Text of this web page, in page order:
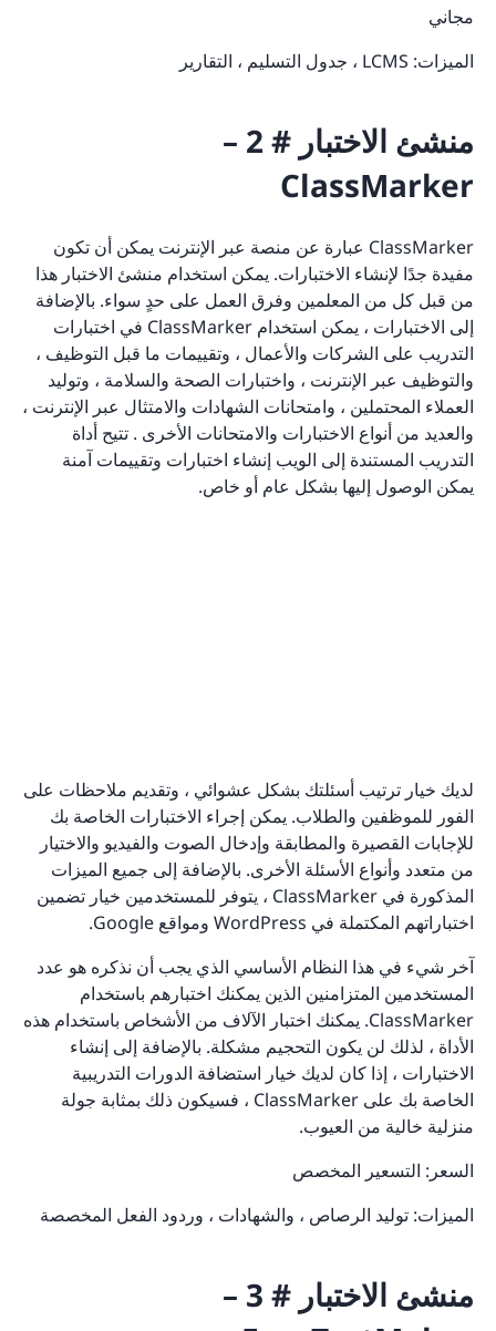
مجاني
الميزات: LCMS ، جدول التسليم ، التقارير
منشئ الاختبار # 2 –
ClassMarker
ClassMarker عبارة عن منصة عبر الإنترنت يمكن أن تكون
مفيدة جدًا لإنشاء الاختبارات. يمكن استخدام منشئ الاختبار هذا
من قبل كل من المعلمين وفرق العمل على حدٍ سواء. بالإضافة
إلى الاختبارات ، يمكن استخدام ClassMarker في اختبارات
التدريب على الشركات والأعمال ، وتقييمات ما قبل التوظيف ،
والتوظيف عبر الإنترنت ، واختبارات الصحة والسلامة ، وتوليد
العملاء المحتملين ، وامتحانات الشهادات والامتثال عبر الإنترنت ،
والعديد من أنواع الاختبارات والامتحانات الأخرى . تتيح أداة
التدريب المستندة إلى الويب إنشاء اختبارات وتقييمات آمنة
يمكن الوصول إليها بشكل عام أو خاص.
لديك خيار ترتيب أسئلتك بشكل عشوائي ، وتقديم ملاحظات على
الفور للموظفين والطلاب. يمكن إجراء الاختبارات الخاصة بك
للإجابات القصيرة والمطابقة وإدخال الصوت والفيديو والاختيار
من متعدد وأنواع الأسئلة الأخرى. بالإضافة إلى جميع الميزات
المذكورة في ClassMarker ، يتوفر للمستخدمين خيار تضمين
اختباراتهم المكتملة في WordPress ومواقع Google.
آخر شيء في هذا النظام الأساسي الذي يجب أن نذكره هو عدد
المستخدمين المتزامنين الذين يمكنك اختبارهم باستخدام
ClassMarker. يمكنك اختبار الآلاف من الأشخاص باستخدام هذه
الأداة ، لذلك لن يكون التحجيم مشكلة. بالإضافة إلى إنشاء
الاختبارات ، إذا كان لديك خيار استضافة الدورات التدريبية
الخاصة بك على ClassMarker ، فسيكون ذلك بمثابة جولة
منزلية خالية من العيوب.
السعر: التسعير المخصص
الميزات: توليد الرصاص ، والشهادات ، وردود الفعل المخصصة
منشئ الاختبار # 3 –